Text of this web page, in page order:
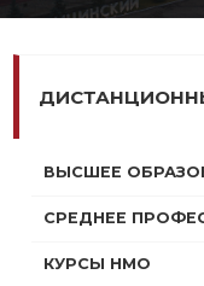
ВЫСШЕЕ
СРЕДНЕЕ
КУРСЫ НМО